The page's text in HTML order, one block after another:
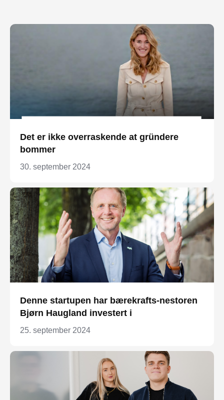
Det er ikke overraskende at gründere
bommer
30. september 2024
Denne startupen har bærekrafts-nestoren
Bjørn Haugland investert i
25. september 2024